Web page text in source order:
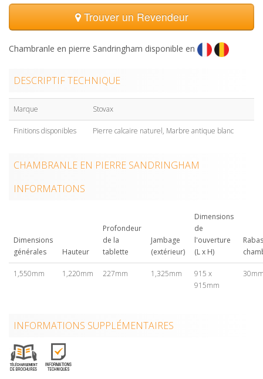
Trouver un Revendeur
Chambranle en pierre Sandringham disponible en
DESCRIPTIF TECHNIQUE
Marque Stovax
Finitions disponibles Pierre calcaire naturel, Marbre antique blanc
CHAMBRANLE EN PIERRE SANDRINGHAM
INFORMATIONS
Dimensions
générales
Hauteur
Profondeur
de la
tablette
Jambage
(extérieur)
Dimensions
de
l'ouverture
(L x H)
1,550mm 1,220mm 227mm 1,325mm
915 x
915mm
INFORMATIONS SUPPLÉMENTAIRES